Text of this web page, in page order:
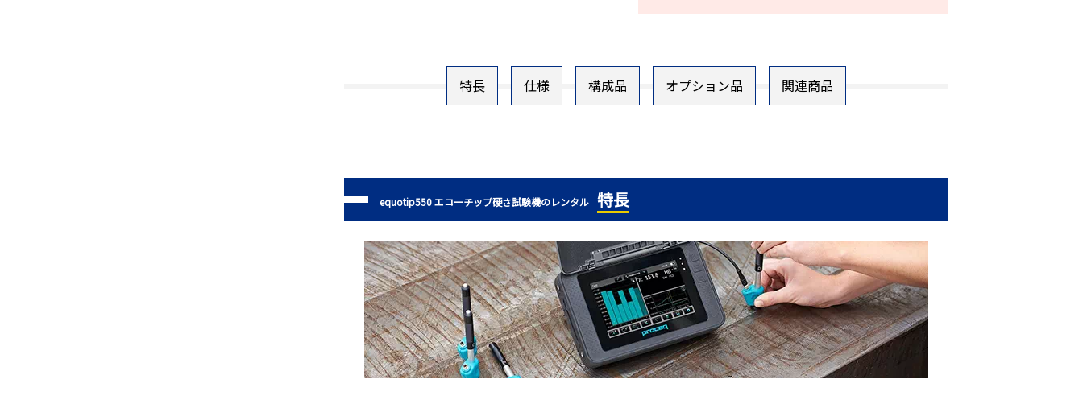
特長 仕様 構成品 オプション品 関連商品
equotip550 エコーチップ硬さ試験機のレンタル 特長